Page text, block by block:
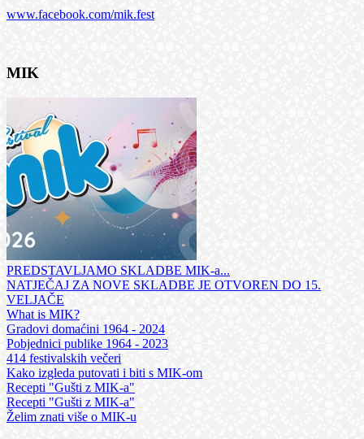
www.facebook.com/mik.fest
MIK
PREDSTAVLJAMO SKLADBE MIK-a...
NATJEČAJ ZA NOVE SKLADBE JE OTVOREN DO 15.
VELJAČE
What is MIK?
Gradovi domaćini 1964 - 2024
Pobjednici publike 1964 - 2023
414 festivalskih večeri
Kako izgleda putovati i biti s MIK-om
Recepti "Gušti z MIK-a"
Recepti "Gušti z MIK-a"
Želim znati više o MIK-u